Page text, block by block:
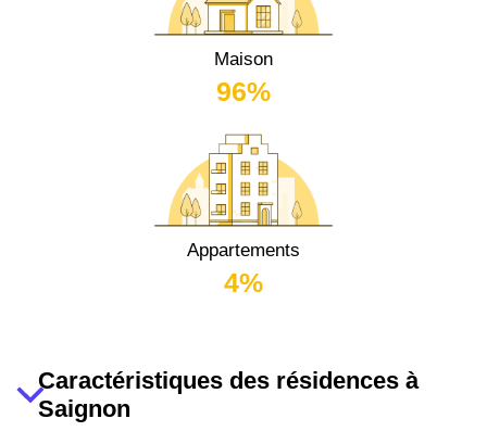
Maison
96%
Appartements
4%
Caractéristiques des résidences à
Saignon